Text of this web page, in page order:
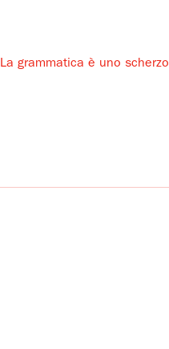
La grammatica è uno scherzo